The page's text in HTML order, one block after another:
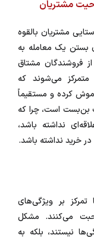
مشتریان بالقوه
بستن یک معامله به
فروشندگان مشتاق
می‌شوند که
کرده و مستقیماً
بن‌بست است، چرا که
نداشته باشد،
خرید نداشته باشد.
بر ویژگی‌های
می‌کنند. مشکل
نیستند، بلکه به